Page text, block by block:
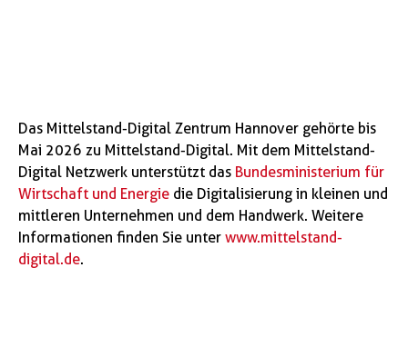
Das Mittelstand-Digital Zentrum Hannover gehörte bis
Mai 2026 zu Mittelstand-Digital. Mit dem Mittelstand-
Digital Netzwerk unterstützt das Bundesministerium für
Wirtschaft und Energie die Digitalisierung in kleinen und
mittleren Unternehmen und dem Handwerk. Weitere
Informationen finden Sie unter www.mittelstand-
digital.de.